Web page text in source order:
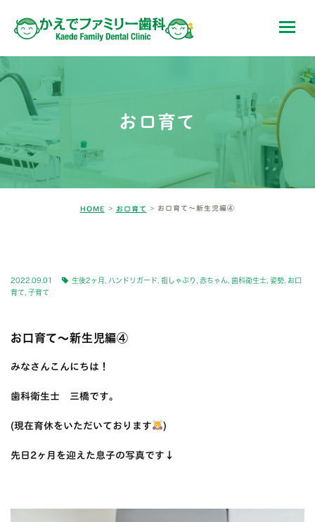
お口育て
HOME お口育て お口育て〜新生児編④
2022.09.01 生後2ヶ月 ハンドリガード 指しゃぶり 赤ちゃん 歯科衛生士 姿勢 お口
育て 子育て
お口育て〜新生児編④
みなさんこんにちは！
歯科衛生士 三橋です。
(現在育休をいただいております )
先日2ヶ月を迎えた息子の写真です↓